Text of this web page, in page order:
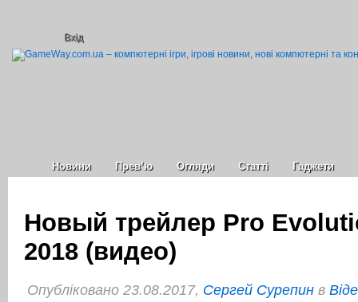
Вхід
Новини Прев’ю Огляди Статті Гаджети
Новый трейлер Pro
2018 (видео)
Опубліковано 23.08.2017, Сергей Сурепин в